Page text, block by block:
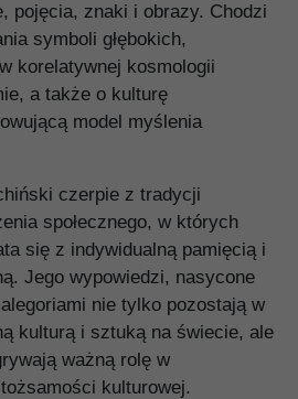
pojęcia, znaki i obrazy. Chodzi
symboli głębokich,
korelatywnej kosmologii
a także o kulturę
model myślenia
czerpie z tradycji
społecznego, w których
się z indywidualną pamięcią i
Jego wypowiedzi, nasycone
nie tylko pozostają w
kulturą i sztuką na świecie, ale
ważną rolę w
kulturowej.